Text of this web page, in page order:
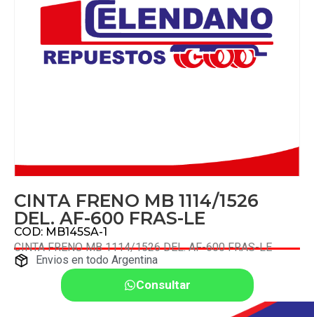
CINTA FRENO MB 1114/1526
DEL. AF-600 FRAS-LE
COD: MB145SA-1
CINTA FRENO MB 1114/1526 DEL. AF-600 FRAS-LE
Envios en todo Argentina
Consultar